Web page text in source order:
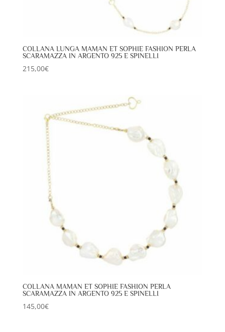
COLLANA LUNGA MAMAN ET SOPHIE FASHION PERLA
SCARAMAZZA IN ARGENTO 925 E SPINELLI
215,00€
COLLANA MAMAN ET SOPHIE FASHION PERLA
SCARAMAZZA IN ARGENTO 925 E SPINELLI
145,00€